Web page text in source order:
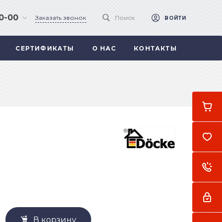
00 Заказать звонок Поиск ВОЙТИ
СЕРТИФИКАТЫ О НАС КОНТАКТЫ
В корзину